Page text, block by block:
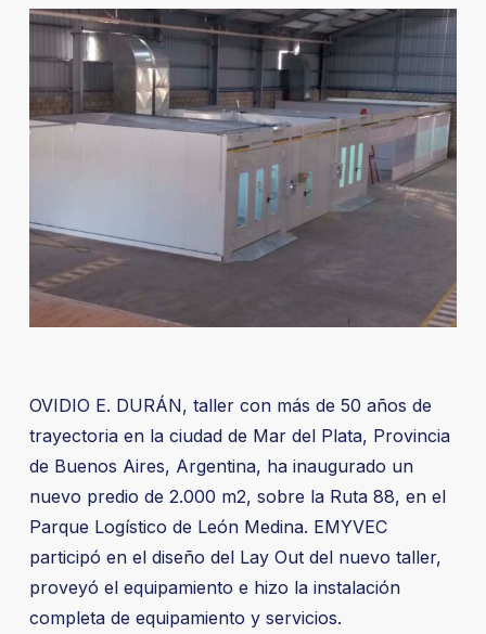
OVIDIO E. DURÁN, taller con más de 50 años de
trayectoria en la ciudad de Mar del Plata, Provincia
de Buenos Aires, Argentina, ha inaugurado un
nuevo predio de 2.000 m2, sobre la Ruta 88, en el
Parque Logístico de León Medina. EMYVEC
participó en el diseño del Lay Out del nuevo taller,
proveyó el equipamiento e hizo la instalación
completa de equipamiento y servicios.